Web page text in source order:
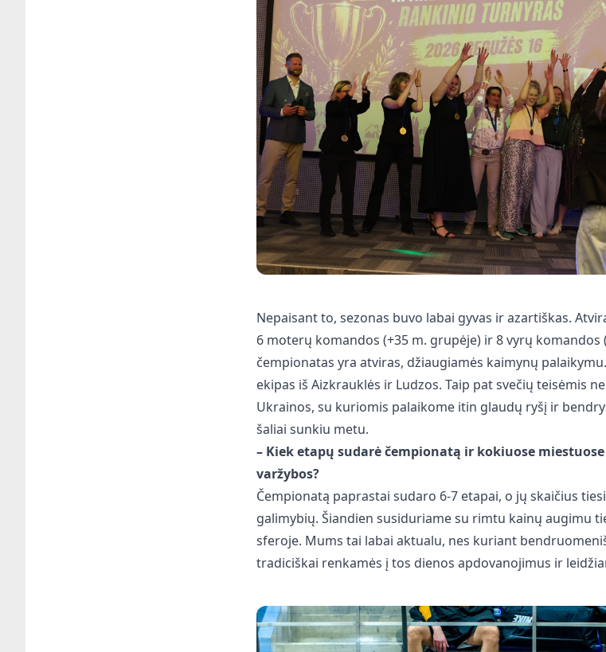
Nepaisant to, sezonas buvo labai gyvas ir azartiškas.
6 moterų komandos (+35 m. grupėje) ir 8 vyrų komandos
čempionatas yra atviras, džiaugiamės kaimynų
ekipas iš Aizkrauklės ir Ludzos. Taip pat svečių teisėmis
Ukrainos, su kuriomis palaikome itin glaudų ryšį ir
šaliai sunkiu metu.
– Kiek etapų sudarė čempionatą ir kokiuose
varžybos?
Čempionatą paprastai sudaro 6-7 etapai, o jų skaičius
galimybių. Šiandien susiduriame su rimtu kainų augimu
sferoje. Mums tai labai aktualu, nes kuriant
tradiciškai renkamės į tos dienos apdovanojimus ir